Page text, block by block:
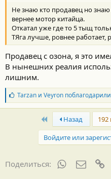
и
:
Не знаю кто продавец но
вернее мотор китайца.
Откатал уже где то 5 тыщ
ТЯга лучше, ровнее работает,
Продавец с озона, я это
В нынешних реалия
лишним.
Б
л
а
о
Tarzanи Veyronпоблагодарили
First Назад 192
Войдите или
Поделиться: WhatsApp